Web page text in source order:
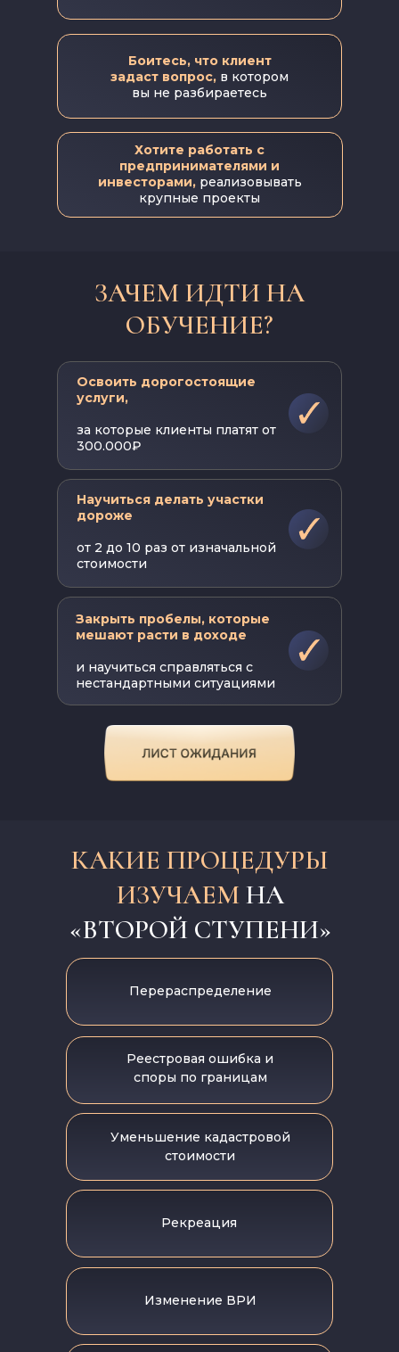
Хотите работать с
предпринимателями и
инвесторами, реализовывать
крупные проекты
Боитесь, что клиент
задаст вопрос, в котором
вы не разбираетесь
ЗАЧЕМ ИДТИ НА
ОБУЧЕНИЕ?
Научиться делать участки
дороже
от 2 до 10 раз от изначальной
стоимости
Закрыть пробелы, которые
мешают расти в доходе
и научиться справляться с
нестандартными ситуациями
Освоить дорогостоящие
услуги,
за которые клиенты платят от
300.000₽
КАКИЕ ПРОЦЕДУРЫ
ИЗУЧАЕМНА
«ВТОРОЙ СТУПЕНИ»
Изменение ВРИ
Рекреация
Уменьшение кадастровой
стоимости
Реестровая ошибка и
споры по границам
Перераспределение